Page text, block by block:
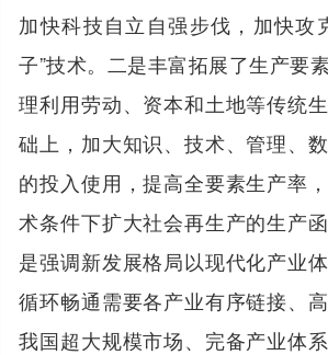
加快科技自立自强步伐，加快攻
子”技术。二是丰富拓展了生产要
理利用劳动、资本和土地等传统
础上，加大知识、技术、管理、
的投入使用，提高全要素生产率
术条件下扩大社会再生产的生产
是强调新发展格局以现代化产业
循环畅通需要各产业有序链接、
我国超大规模市场、完备产业体